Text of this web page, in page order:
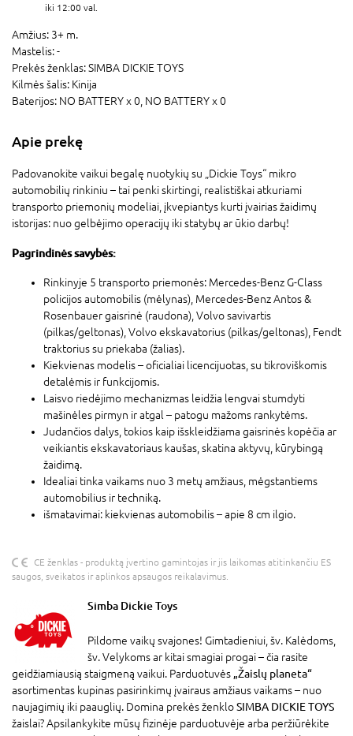
iki 12:00 val.
Amžius: 3+ m.
Mastelis:-
Prekės ženklas:SIMBA DICKIE TOYS
Kilmės šalis: Kinija
Baterijos: NO BATTERY x 0, NO BATTERY x 0
Apie prekę
Padovanokite vaikui begalę nuotykių su „Dickie Toys“ mikro
automobilių rinkiniu – tai penki skirtingi, realistiškai atkuriami
transporto priemonių modeliai, įkvepiantys kurti įvairias žaidimų
istorijas: nuo gelbėjimo operacijų iki statybų ar ūkio darbų!
Pagrindinės savybės:
Rinkinyje 5 transporto priemonės: Mercedes-Benz G-Class
policijos automobilis (mėlynas), Mercedes-Benz Antos &
Rosenbauer gaisrinė (raudona), Volvo savivartis
(pilkas/geltonas), Volvo ekskavatorius (pilkas/geltonas), Fendt
traktorius su priekaba (žalias).
Kiekvienas modelis – oficialiai licencijuotas, su tikroviškomis
detalėmis ir funkcijomis.
Laisvo riedėjimo mechanizmas leidžia lengvai stumdyti
mašinėles pirmyn ir atgal – patogu mažoms rankytėms.
Judančios dalys, tokios kaip išskleidžiama gaisrinės kopėčia ar
veikiantis ekskavatoriaus kaušas, skatina aktyvų, kūrybingą
žaidimą.
Idealiai tinka vaikams nuo 3 metų amžiaus, mėgstantiems
automobilius ir techniką.
išmatavimai: kiekvienas automobilis – apie 8 cm ilgio.
CE ženklas - produktą įvertino gamintojas ir jis laikomas atitinkančiu ES
saugos, sveikatos ir aplinkos apsaugos reikalavimus.
Simba Dickie Toys
Pildome vaikų svajones! Gimtadieniui, šv. Kalėdoms,
šv. Velykoms ar kitai smagiai progai – čia rasite
geidžiamiausią staigmeną vaikui. Parduotuvės „Žaislų planeta“
asortimentas kupinas pasirinkimų įvairaus amžiaus vaikams – nuo
naujagimių iki paauglių. Domina prekės ženkloSIMBA DICKIE TOYS
žaislai? Apsilankykite mūsų fizinėje parduotuvėje arba peržiūrėkite